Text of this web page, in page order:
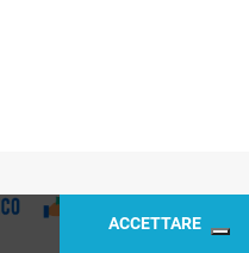
ACCETTARE